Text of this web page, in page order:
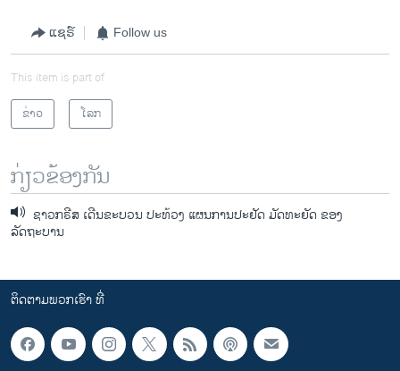
ແຊຣ໌ Follow us
This item is part of
ຂ່າວ
ໂລກ
ກ່ຽວຂ້ອງກັນ
ຊາວກຣີສ ເດີນຂະບວນ ປະທ້ວງ ແຜນການປະຢັດ ມັດທະຍັດ ຂອງ
ລັດຖະບານ
ຕິດຕາມພວກເຮົາ ທີ່